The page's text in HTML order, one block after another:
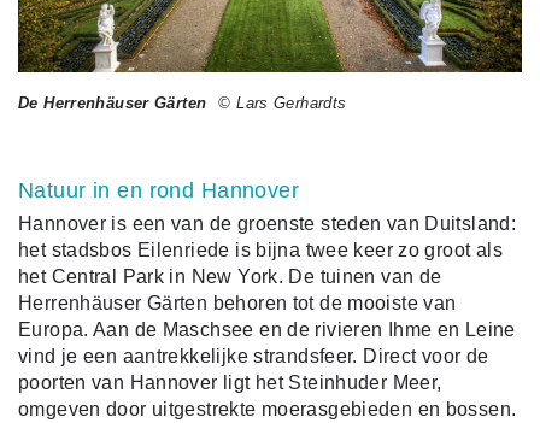
De Herrenhäuser Gärten © Lars Gerhardts
Natuur in en rond Hannover
Hannover is een van de groenste steden van Duitsland:
het stadsbos Eilenriede is bijna twee keer zo groot als
het Central Park in New York. De tuinen van de
Herrenhäuser Gärten behoren tot de mooiste van
Europa. Aan de Maschsee en de rivieren Ihme en Leine
vind je een aantrekkelijke strandsfeer. Direct voor de
poorten van Hannover ligt het Steinhuder Meer,
omgeven door uitgestrekte moerasgebieden en bossen.